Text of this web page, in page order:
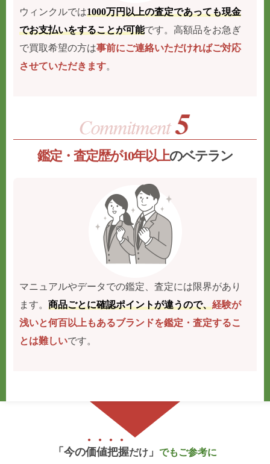
ウィンクルでは1000万円以上の査定であっても現金
でお支払いをすることが可能です。高額品をお急ぎ
で買取希望の方は事前にご連絡いただければご対応
させていただきます。
鑑定・査定歴が10年以上のベテラン
マニュアルやデータでの鑑定、査定には限界があり
ます。商品ごとに確認ポイントが違うので、経験が
浅いと何百以上もあるブランドを鑑定・査定するこ
とは難しいです。
「今の価値把握だけ 」 でもご参考に